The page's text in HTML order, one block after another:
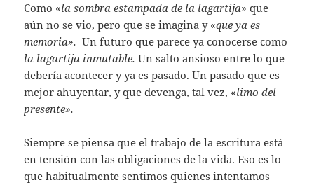
Como «la sombra estampada de la lagartija» que
aún no se vio, pero que se imagina y «que ya es
memoria».Un futuro que parece ya conocerse como
la lagartija inmutable.Un salto ansioso entre lo que
debería acontecer y ya es pasado. Un pasado que es
mejor ahuyentar, y que devenga, tal vez, «limo del
presente».
Siempre se piensa que el trabajo de la escritura está
en tensión con las obligaciones de la vida. Eso es lo
que habitualmente sentimos quienes intentamos